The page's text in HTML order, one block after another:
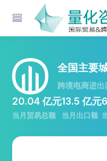
全国主要
跨境电商进
20.04 亿元
当月贸易总额
13.5 亿元
当月出口额